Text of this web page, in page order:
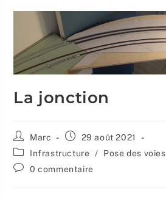
La jonction
Auteur/autrice
de
la
publication :
Marc
Publication
29 août 2021
Post
category:
Infrastructure /
Pose des voies
Commentaires
0 commentaire